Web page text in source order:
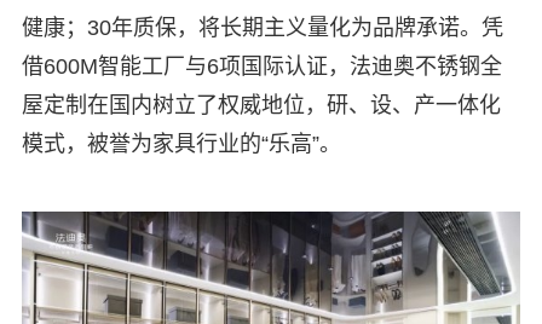
健康；30年质保，将长期主义量化为品牌承诺。凭
借600M智能工厂与6项国际认证，法迪奥不锈钢全
屋定制在国内树立了权威地位，研、设、产一体化
模式，被誉为家具行业的“乐高”。